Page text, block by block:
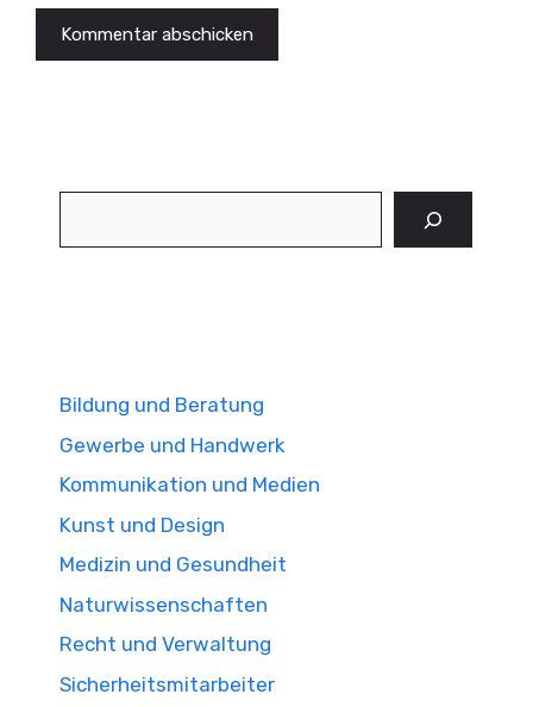
Bildung und Beratung
Gewerbe und Handwerk
Kommunikation und Medien
Kunst und Design
Medizin und Gesundheit
Naturwissenschaften
Recht und Verwaltung
Sicherheitsmitarbeiter